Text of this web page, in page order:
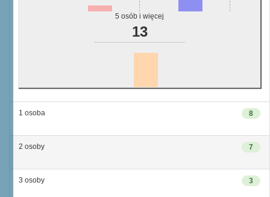
5 osób i więcej
13
8
1 osoba
7
2 osoby
3
3 osoby